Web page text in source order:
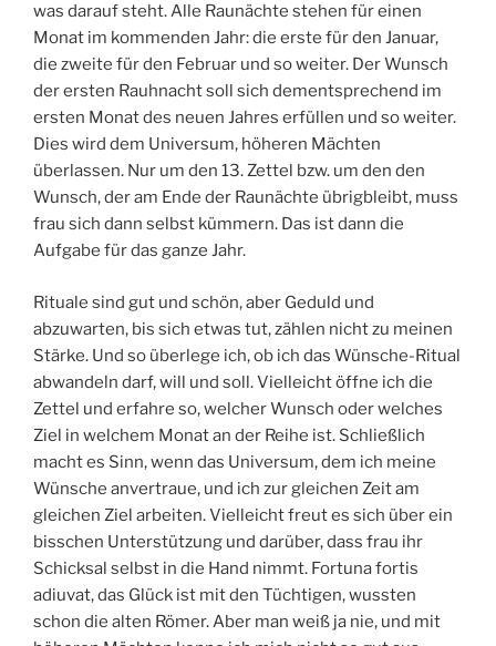
was darauf steht. Alle Raunächte stehen für einen
Monat im kommenden Jahr: die erste für den Januar,
die zweite für den Februar und so weiter. Der Wunsch
der ersten Rauhnacht soll sich dementsprechend im
ersten Monat des neuen Jahres erfüllen und so weiter.
Dies wird dem Universum, höheren Mächten
überlassen. Nur um den 13. Zettel bzw. um den den
Wunsch, der am Ende der Raunächte übrigbleibt, muss
frau sich dann selbst kümmern. Das ist dann die
Aufgabe für das ganze Jahr.
Rituale sind gut und schön, aber Geduld und
abzuwarten, bis sich etwas tut, zählen nicht zu meinen
Stärke. Und so überlege ich, ob ich das Wünsche-Ritual
abwandeln darf, will und soll. Vielleicht öffne ich die
Zettel und erfahre so, welcher Wunsch oder welches
Ziel in welchem Monat an der Reihe ist. Schließlich
macht es Sinn, wenn das Universum, dem ich meine
Wünsche anvertraue, und ich zur gleichen Zeit am
gleichen Ziel arbeiten. Vielleicht freut es sich über ein
bisschen Unterstützung und darüber, dass frau ihr
Schicksal selbst in die Hand nimmt. Fortuna fortis
adiuvat, das Glück ist mit den Tüchtigen, wussten
schon die alten Römer. Aber man weiß ja nie, und mit